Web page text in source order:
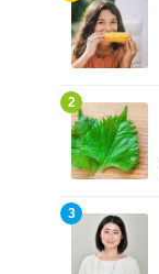
2
3